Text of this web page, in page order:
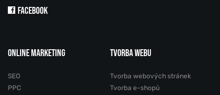
FACEBOOK
ONLINE MARKETING
SEO
PPC
TVORBA WEBU
Tvorba webových stránek
Tvorba e-shopů